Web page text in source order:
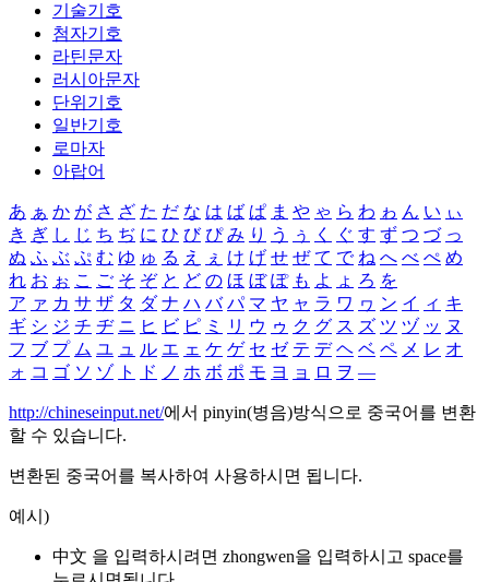
기술기호
첨자기호
라틴문자
러시아문자
단위기호
일반기호
로마자
아랍어
あ ぁ か が さ ざ た だ な は ば ぱ ま や ゃ ら わ ゎ ん い ぃ
き ぎ し じ ち ぢ に ひ び ぴ み り う ぅ く ぐ す ず つ づ っ
ぬ ふ ぶ ぷ む ゆ ゅ る え ぇ け げ せ ぜ て で ね へ べ ぺ め
れ お ぉ こ ご そ ぞ と ど の ほ ぼ ぽ も よ ょ ろ を
ア ァ カ サ ザ タ ダ ナ ハ バ パ マ ヤ ャ ラ ワ ヮ ン イ ィ キ
ギ シ ジ チ ヂ ニ ヒ ビ ピ ミ リ ウ ゥ ク グ ス ズ ツ ヅ ッ ヌ
フ ブ プ ム ユ ュ ル エ ェ ケ ゲ セ ゼ テ デ ヘ ベ ペ メ レ オ
ォ コ ゴ ソ ゾ ト ド ノ ホ ボ ポ モ ヨ ョ ロ ヲ ―
http://chineseinput.net/에서 pinyin(병음)방식으로 중국어를 변환
할 수 있습니다.
변환된 중국어를 복사하여 사용하시면 됩니다.
예시)
中文 을 입력하시려면 zhongwen을 입력하시고 space를